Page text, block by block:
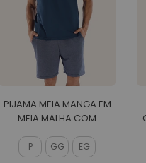
PIJAMA MEIA MANGA EM
MEIA MALHA COM
MALBEC MASCULINO
P GG EG